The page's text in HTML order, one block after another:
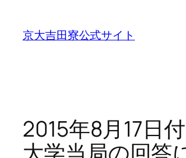
京大吉田寮公式サイト
2015年8月17日